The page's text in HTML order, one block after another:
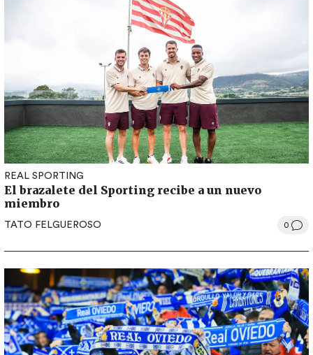
REAL SPORTING
El brazalete del Sporting recibe a un nuevo
miembro
TATO FELGUEROSO 0